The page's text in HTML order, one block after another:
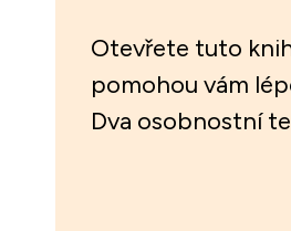
Otevřete tuto
pomohou vám
Dva osobnostní